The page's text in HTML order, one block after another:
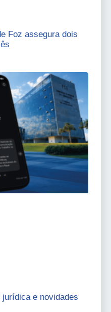
Foz assegura dois
e novidades